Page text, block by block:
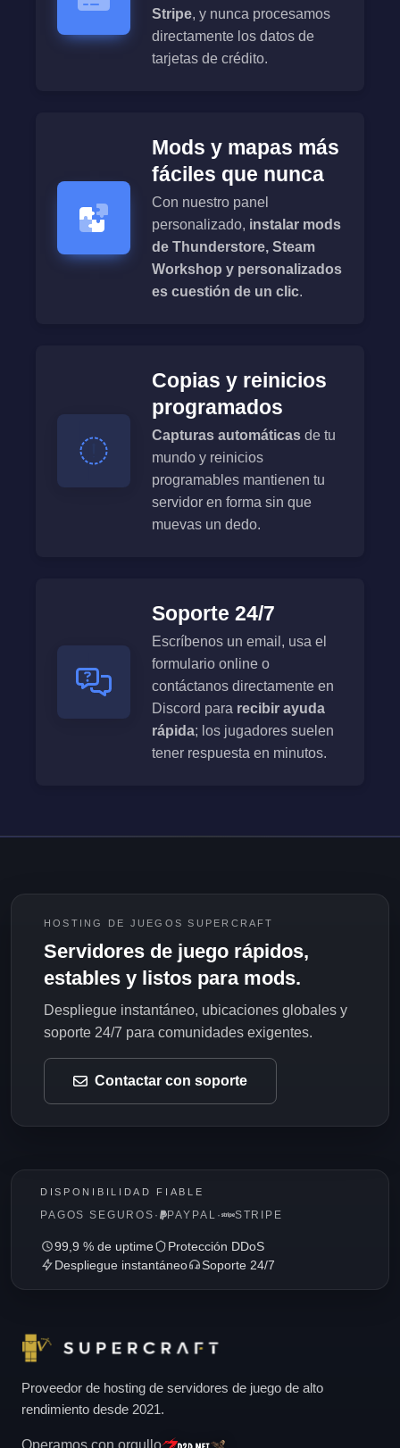
Stripe, y nunca procesamos
directamente los datos de
tarjetas de crédito.
Mods y mapas más
fáciles que nunca
Con nuestro panel
personalizado, instalar mods
de Thunderstore, Steam
Workshop y personalizados
es cuestión de un clic.
Copias y reinicios
programados
Capturas automáticas de tu
mundo y reinicios
programables mantienen tu
servidor en forma sin que
muevas un dedo.
Soporte 24/7
Escríbenos un email, usa el
formulario online o
contáctanos directamente en
Discord para recibir ayuda
rápida; los jugadores suelen
tener respuesta en minutos.
HOSTING DE JUEGOS SUPERCRAFT
Servidores de juego rápidos,
estables y listos para mods.
Despliegue instantáneo, ubicaciones globales y
soporte 24/7 para comunidades exigentes.
Contactar con soporte
DISPONIBILIDAD FIABLE
PAGOS SEGUROS · PAYPAL · STRIPE
99,9 % de uptime
Protección DDoS
Despliegue instantáneo
Soporte 24/7
Proveedor de hosting de servidores de juego de alto
rendimiento desde 2021.
Operamos con orgullo